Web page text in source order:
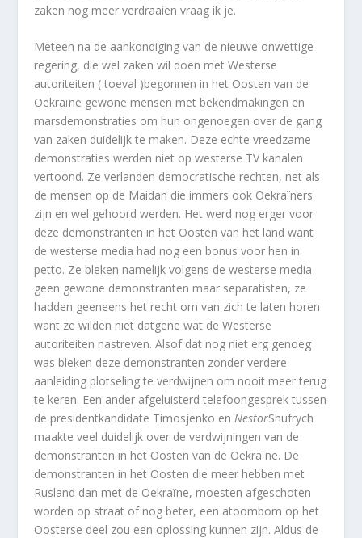
zaken nog meer verdraaien vraag ik je.
Meteen na de aankondiging van de nieuwe onwettige
regering, die wel zaken wil doen met Westerse
autoriteiten ( toeval )begonnen in het Oosten van de
Oekraïne gewone mensen met bekendmakingen en
marsdemonstraties om hun ongenoegen over de gang
van zaken duidelijk te maken. Deze echte vreedzame
demonstraties werden niet op westerse TV kanalen
vertoond. Ze verlanden democratische rechten, net als
de mensen op de Maidan die immers ook Oekraïners
zijn en wel gehoord werden. Het werd nog erger voor
deze demonstranten in het Oosten van het land want
de westerse media had nog een bonus voor hen in
petto. Ze bleken namelijk volgens de westerse media
geen gewone demonstranten maar separatisten, ze
hadden geeneens het recht om van zich te laten horen
want ze wilden niet datgene wat de Westerse
autoriteiten nastreven. Alsof dat nog niet erg genoeg
was bleken deze demonstranten zonder verdere
aanleiding plotseling te verdwijnen om nooit meer terug
te keren. Een ander afgeluisterd telefoongesprek tussen
de presidentkandidate Timosjenko enNestorShufrych
maakte veel duidelijk over de verdwijningen van de
demonstranten in het Oosten van de Oekraïne. De
demonstranten in het Oosten die meer hebben met
Rusland dan met de Oekraïne, moesten afgeschoten
worden op straat of nog beter, een atoombom op het
Oosterse deel zou een oplossing kunnen zijn. Aldus de